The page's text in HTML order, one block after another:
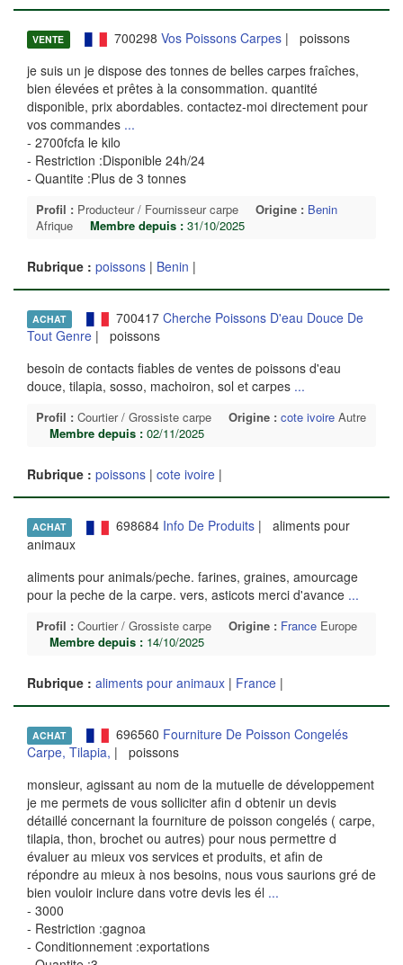
VENTE 700298 Vos Poissons Carpes| poissons
je suis un je dispose des tonnes de belles carpes fraîches,
bien élevées et prêtes à la consommation. quantité
disponible, prix abordables. contactez-moi directement pour
vos commandes ...
- 2700fcfa le kilo
- Restriction :Disponible 24h/24
- Quantite :Plus de 3 tonnes
Profil : Producteur / Fournisseur carpe Origine : Benin
Afrique
Membre depuis : 31/10/2025
Rubrique : poissons | Benin |
ACHAT 700417 Cherche Poissons D'eau Douce De
Tout Genre | poissons
besoin de contacts fiables de ventes de poissons d'eau
douce, tilapia, sosso, machoiron, sol et carpes ...
Profil : Courtier / Grossiste carpe Origine : cote ivoire Autre
Membre depuis : 02/11/2025
Rubrique : poissons | cote ivoire |
ACHAT 698684 Info De Produits| aliments pour
animaux
aliments pour animals/peche. farines, graines, amourcage
pour la peche de la carpe. vers, asticots merci d'avance ...
Profil : Courtier / Grossiste carpe Origine : France Europe
Membre depuis : 14/10/2025
Rubrique : aliments pour animaux | France |
ACHAT 696560 Fourniture De Poisson Congelés
Carpe, Tilapia, | poissons
monsieur, agissant au nom de la mutuelle de développement
je me permets de vous solliciter afin d obtenir un devis
détaillé concernant la fourniture de poisson congelés ( carpe,
tilapia, thon, brochet ou autres) pour nous permettre d
évaluer au mieux vos services et produits, et afin de
répondre au mieux à nos besoins, nous vous saurions gré de
bien vouloir inclure dans votre devis les él ...
- 3000
- Restriction :gagnoa
- Conditionnement :exportations